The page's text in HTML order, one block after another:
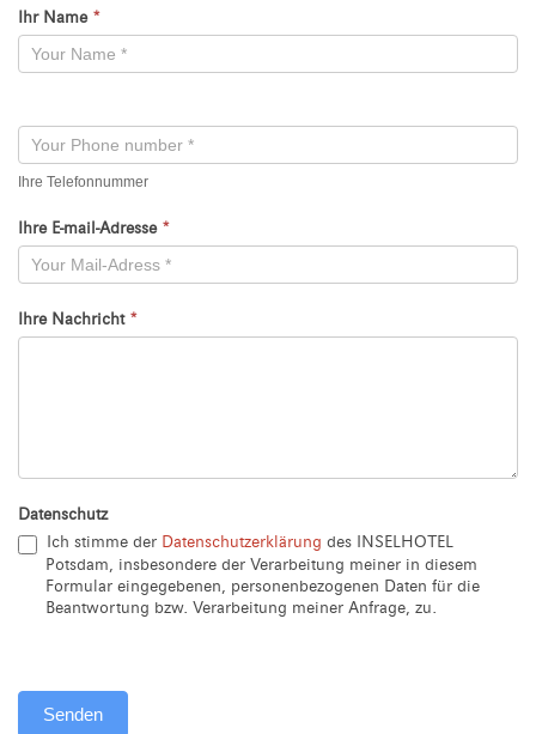
Kontaktformular
-
Ihr Name *
Ihre Telefonnummer
Ihre E-mail-Adresse *
Ihre Nachricht *
Datenschutz
Ich stimme der Datenschutzerklärung des INSELHOTEL
Potsdam, insbesondere der Verarbeitung meiner in diesem
Formular eingegebenen, personenbezogenen Daten für die
Beantwortung bzw. Verarbeitung meiner Anfrage, zu.
Senden